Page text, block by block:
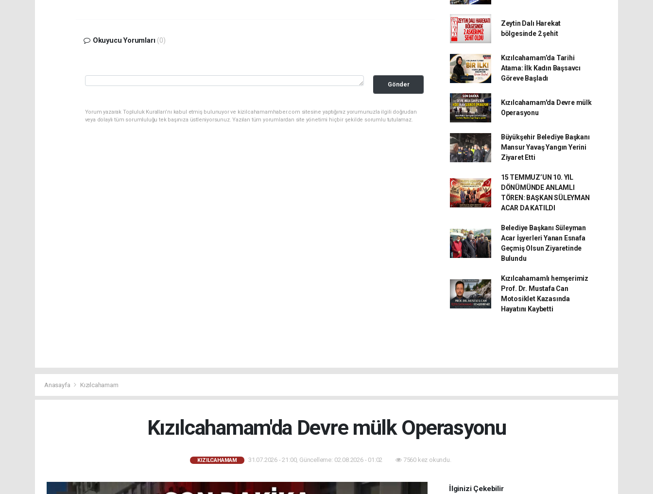
Okuyucu Yorumları (0)
Gönder
Yorum yazarak Topluluk Kuralları’nı kabul etmiş bulunuyor ve kizilcahamamhaber.com sitesine yaptığınız yorumunuzla ilgili doğrudan
veya dolaylı tüm sorumluluğu tek başınıza üstleniyorsunuz. Yazılan tüm yorumlardan site yönetimi hiçbir şekilde sorumlu tutulamaz.
Zeytin Dalı Harekat
bölgesinde 2 şehit
Kızılcahamam’da Tarihi
Atama: İlk Kadın Başsavcı
Göreve Başladı
Kızılcahamam'da Devre mülk
Operasyonu
Büyükşehir Belediye Başkanı
Mansur Yavaş Yangın Yerini
Ziyaret Etti
15 TEMMUZ’UN 10. YIL
DÖNÜMÜNDE ANLAMLI
TÖREN: BAŞKAN SÜLEYMAN
ACAR DA KATILDI
Belediye Başkanı Süleyman
Acar İşyerleri Yanan Esnafa
Geçmiş Olsun Ziyaretinde
Bulundu
Kızılcahamamlı hemşerimiz
Prof. Dr. Mustafa Can
Motosiklet Kazasında
Hayatını Kaybetti
Anasayfa Kızılcahamam
Kızılcahamam'da Devre mülk Operasyonu
KIZILCAHAMAM 31.07.2026 - 21:00, Güncelleme: 02.08.2026 - 01:02 7560 kez okundu.
İlginizi Çekebilir